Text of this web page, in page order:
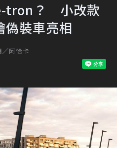
tron？ 小改款
裝車亮相
阿恰卡